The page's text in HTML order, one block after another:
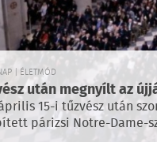
| ÉLETMÓD
után megnyílt az
15-i tűzvész után
párizsi Notre-Dame-